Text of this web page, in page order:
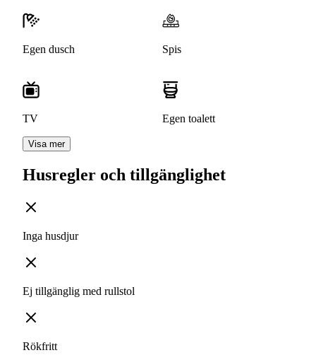
Egen dusch Spis
TV Egen toalett
Visa mer
Husregler och tillgänglighet
Inga husdjur
Ej tillgänglig med rullstol
Rökfritt